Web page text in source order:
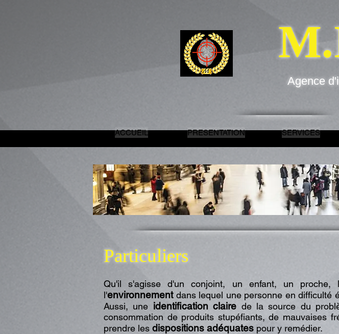
Agence
ACCUEIL PRESENTATION SERVICES
Particuliers
Qu'il s'agisse d'un conjoint, un enfant, un
l'environnementdans lequel une personne en difficulté
Aussi, une identification claire de la source du
consommation de produits stupéfiants, de mauvaises
prendre les dispositions adéquates pour y remédier.